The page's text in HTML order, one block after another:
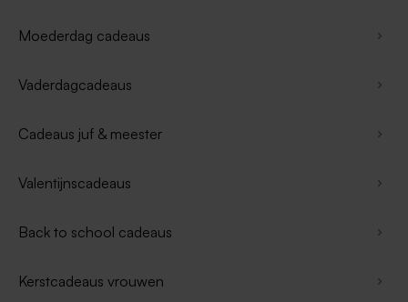
Moederdag cadeaus
Vaderdagcadeaus
Cadeaus juf & meester
Valentijnscadeaus
Back to school cadeaus
Kerstcadeaus vrouwen